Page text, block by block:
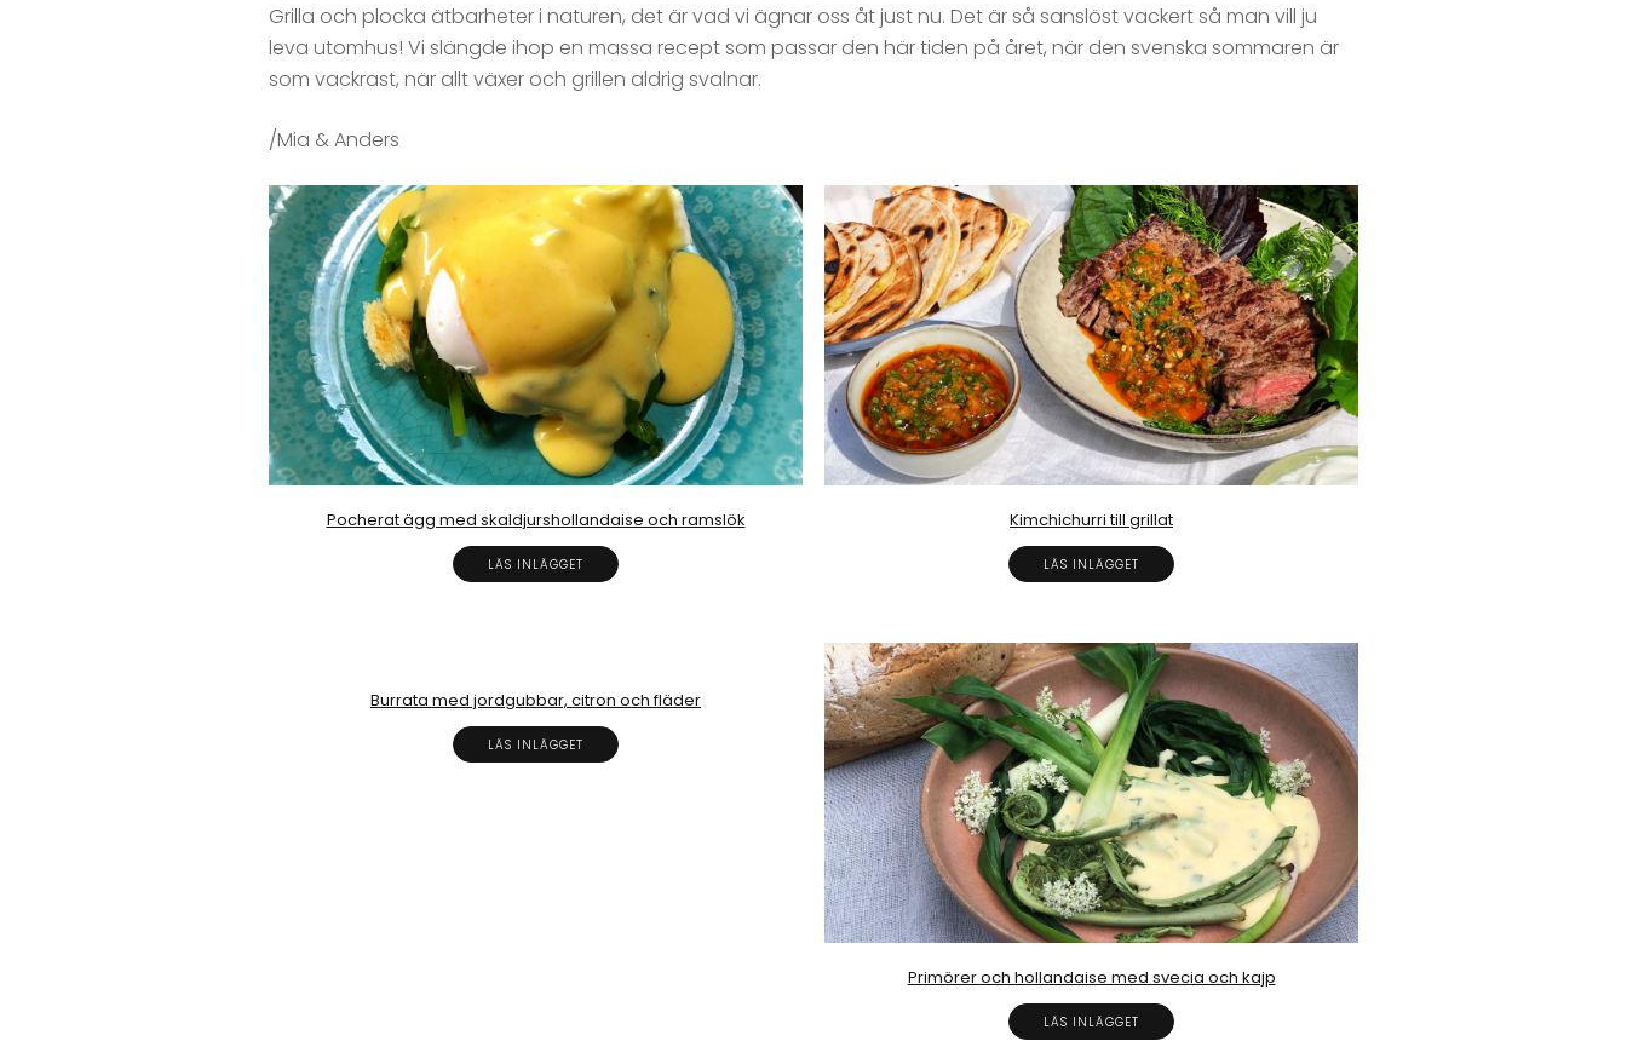
Grilla och plocka ätbarheter i naturen, det är vad vi ägnar oss åt just nu. Det är så sanslöst vackert så man vill ju
leva utomhus! Vi slängde ihop en massa recept som passar den här tiden på året, när den svenska sommaren är
som vackrast, när allt växer och grillen aldrig svalnar.
/Mia & Anders
Pocherat ägg med skaldjurshollandaise och ramslök
LÄS INLÄGGET
Kimchichurri till grillat
LÄS INLÄGGET
Burrata med jordgubbar, citron och fläder
LÄS INLÄGGET
Primörer och hollandaise med svecia och kajp
LÄS INLÄGGET